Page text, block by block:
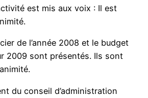
est mis aux voix : Il est
de l’année 2008 et le budget
2009 sont présentés. Ils sont
du conseil d’administration